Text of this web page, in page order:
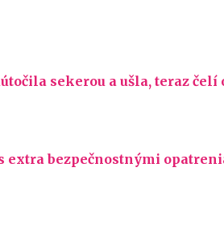
sekerou a ušla, teraz
extra bezpečnostnými